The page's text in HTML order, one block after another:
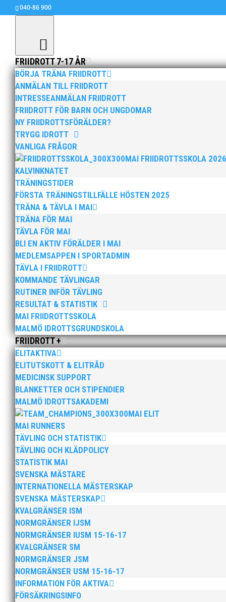
040-86 900
FRIIDROTT 7-17 ÅR
BÖRJA TRÄNA FRIIDROTT
ANMÄLAN TILL FRIIDROTT
INTRESSEANMÄLAN FRIIDROTT
FRIIDROTT FÖR BARN OCH UNGDOMAR
NY FRIIDROTTSFÖRÄLDER?
TRYGG IDROTT
VANLIGA FRÅGOR
MAI FRIIDROTTSSKOLA 2026
KALVINKNATET
TRÄNINGSTIDER
FÖRSTA TRÄNINGSTILLFÄLLE HÖSTEN 2025
TRÄNA & TÄVLA I MAI
TRÄNA FÖR MAI
TÄVLA FÖR MAI
BLI EN AKTIV FÖRÄLDER I MAI
MEDLEMSAPPEN I SPORTADMIN
TÄVLA I FRIIDROTT
KOMMANDE TÄVLINGAR
RUTINER INFÖR TÄVLING
RESULTAT & STATISTIK
MAI FRIIDROTTSSKOLA
MALMÖ IDROTTSGRUNDSKOLA
FRIIDROTT +
ELITAKTIVA
ELITUTSKOTT & ELITRÅD
MEDICINSK SUPPORT
BLANKETTER OCH STIPENDIER
MALMÖ IDROTTSAKADEMI
MAI ELIT
MAI RUNNERS
TÄVLING OCH STATISTIK
TÄVLING OCH KLÄDPOLICY
STATISTIK MAI
SVENSKA MÄSTARE
INTERNATIONELLA MÄSTERSKAP
SVENSKA MÄSTERSKAP
KVALGRÄNSER ISM
NORMGRÄNSER IJSM
NORMGRÄNSER IUSM 15-16-17
KVALGRÄNSER SM
NORMGRÄNSER JSM
NORMGRÄNSER USM 15-16-17
INFORMATION FÖR AKTIVA
FÖRSÄKRINGSINFO
Veteranresultat vid NCC-
jan 25, 2010|
I helgen avgjordes NCC-Spelen i Malmö och
Jörgen Lindholm och Fredrik Lööf sprang
7 Jörgen Lindholm 8,39
MS 60 m Försök 3
8 Fredrik Lööf 7,82
I veteranloppet över 1500m återfanns Anders
7,35,25.
I kula segrade Karoly Dobi på 10,39.
Christer Stensson
Bilder från Stafett-SM 2026. Foto: Thomas
Anders Hallström, 55, blir ny klubbchef i MAI. Han
hockeyn i Trelleborg och fotbollen i Höllviken